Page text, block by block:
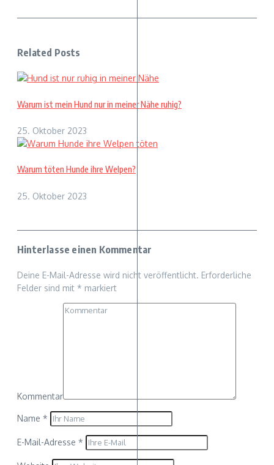
Related Posts
Warum ist mein Hund nur in meiner Nähe ruhig?
25. Oktober 2023
Warum töten Hunde ihre Welpen?
25. Oktober 2023
Hinterlasse einen Kommentar
Deine E-Mail-Adresse wird nicht veröffentlicht. Erforderliche
Felder sind mit * markiert
Kommentar
Name *
E-Mail-Adresse *